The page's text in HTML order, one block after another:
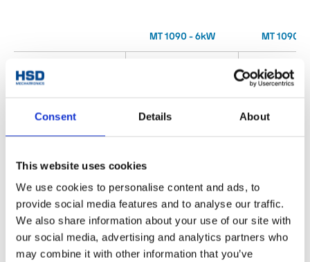
Consent Details About
This website uses cookies
We use cookies to personalise content and ads, to
provide social media features and to analyse our traffic.
We also share information about your use of our site with
our social media, advertising and analytics partners who
may combine it with other information that you’ve
MT 1090 - 6kW MT 1090 -
□
[Nm]
功率 S1/S6 (40%)
额定电压 [V] 220 / 380 220 /
刀具接口 ER32 HSK